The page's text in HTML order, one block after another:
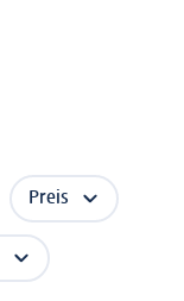
Preis